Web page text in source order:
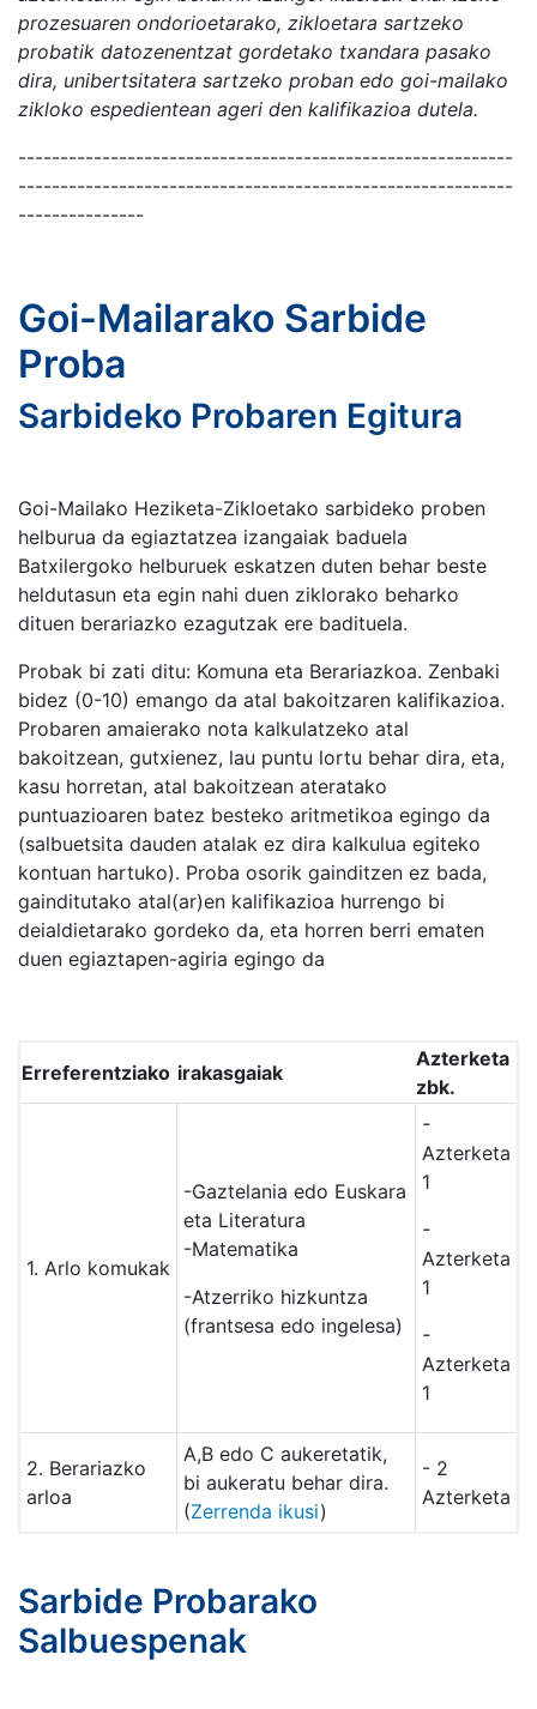
prozesuaren ondorioetarako, zikloetara sartzeko
probatik datozenentzat gordetako txandara pasako
dira, unibertsitatera sartzeko proban edo goi-mailako
zikloko espedientean ageri den kalifikazioa dutela.
-----------------------------------------------------------
-----------------------------------------------------------
---------------
Goi-Mailarako Sarbide
Proba
Sarbideko Probaren Egitura
Goi-Mailako Heziketa-Zikloetako sarbideko proben
helburua da egiaztatzea izangaiak baduela
Batxilergoko helburuek eskatzen duten behar beste
heldutasun eta egin nahi duen ziklorako beharko
dituen berariazko ezagutzak ere badituela.
Probak bi zati ditu: Komuna eta Berariazkoa. Zenbaki
bidez (0-10) emango da atal bakoitzaren kalifikazioa.
Probaren amaierako nota kalkulatzeko atal
bakoitzean, gutxienez, lau puntu lortu behar dira, eta,
kasu horretan, atal bakoitzean ateratako
puntuazioaren batez besteko aritmetikoa egingo da
(salbuetsita dauden atalak ez dira kalkulua egiteko
kontuan hartuko). Proba osorik gainditzen ez bada,
gainditutako atal(ar)en kalifikazioa hurrengo bi
deialdietarako gordeko da, eta horren berri ematen
duen egiaztapen-agiria egingo da
Erreferentziako irakasgaiak
Azterketa
zbk.
1. Arlo komukak
-Gaztelania edo Euskara
eta Literatura
-Matematika
-Atzerriko hizkuntza
(frantsesa edo ingelesa)
-
Azterketa
1
-
Azterketa
1
-
Azterketa
1
2. Berariazko
arloa
A,B edo C aukeretatik,
bi aukeratu behar dira.
(Zerrenda ikusi)
- 2
Azterketa
Sarbide Probarako
Salbuespenak